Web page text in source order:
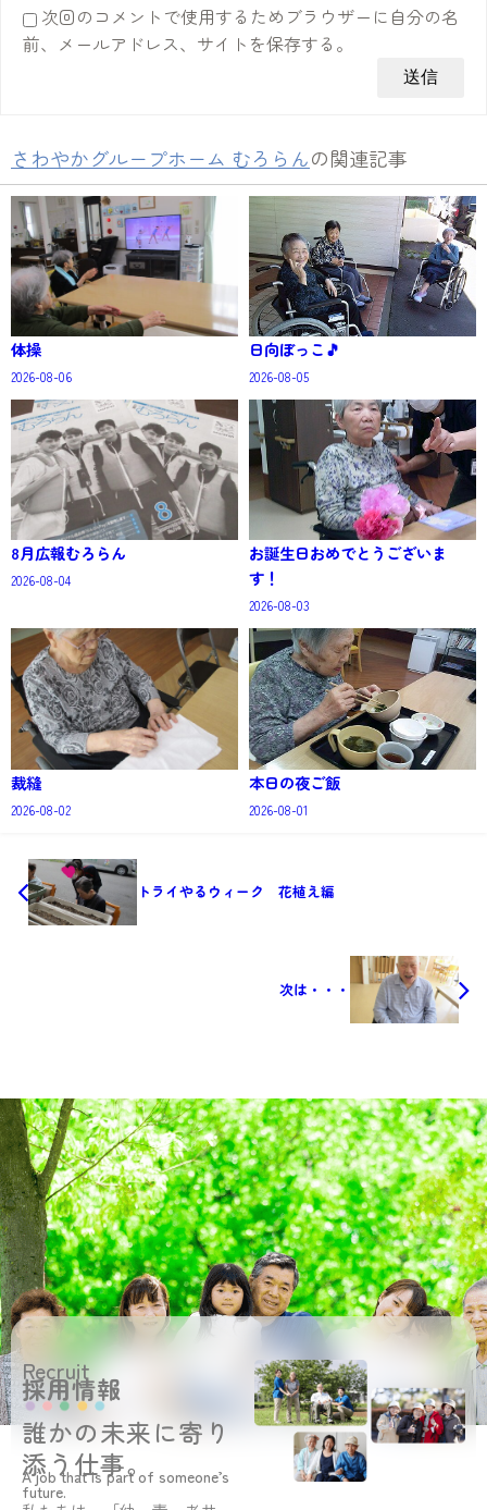
次回のコメントで使用するためブラウザーに自分の名
前、メールアドレス、サイトを保存する。
さわやかグループホーム むろらんの関連記事
体操
2026-08-06
日向ぼっこ🎵
2026-08-05
8月広報むろらん
2026-08-04
お誕生日おめでとうございま
す！
2026-08-03
裁縫
2026-08-02
本日の夜ご飯
2026-08-01
トライやるウィーク 花植え編
次は・・・
Recruit
採用情報
誰かの未来に寄り
添う仕事。
A job that is part of someone’s
future.